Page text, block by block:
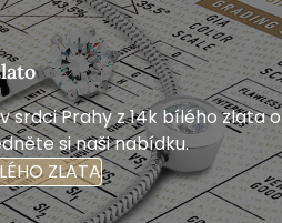
Prahy z 14k bílého zlata o
si naši nabídku.
ZLATA